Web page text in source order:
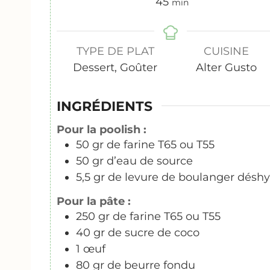
n
min
TYPE DE PLAT
Dessert, Goûter
CUISINE
Alter Gusto
INGRÉDIENTS
Pour la poolish :
50 gr de farine T65 ou T55
50 gr d’eau de source
5,5 gr de levure de boulanger
Pour la pâte :
250 gr de farine T65 ou T55
40 gr de sucre de coco
1 œuf
80 gr de beurre fondu